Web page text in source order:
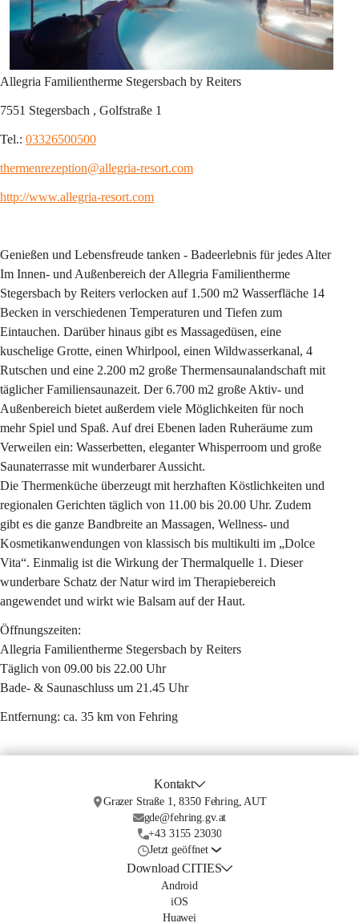
Allegria Familientherme Stegersbach by Reiters
7551 Stegersbach , Golfstraße 1
Tel.: 03326500500
thermenrezeption@allegria-resort.com
http://www.allegria-resort.com
Genießen und Lebensfreude tanken - Badeerlebnis für jedes Alter
Im Innen- und Außenbereich der Allegria Familientherme
Stegersbach by Reiters verlocken auf 1.500 m2 Wasserfläche 14
Becken in verschiedenen Temperaturen und Tiefen zum
Eintauchen. Darüber hinaus gibt es Massagedüsen, eine
kuschelige Grotte, einen Whirlpool, einen Wildwasserkanal, 4
Rutschen und eine 2.200 m2 große Thermensaunalandschaft mit
täglicher Familiensaunazeit. Der 6.700 m2 große Aktiv- und
Außenbereich bietet außerdem viele Möglichkeiten für noch
mehr Spiel und Spaß. Auf drei Ebenen laden Ruheräume zum
Verweilen ein: Wasserbetten, eleganter Whisperroom und große
Saunaterrasse mit wunderbarer Aussicht.
Die Thermenküche überzeugt mit herzhaften Köstlichkeiten und
regionalen Gerichten täglich von 11.00 bis 20.00 Uhr. Zudem
gibt es die ganze Bandbreite an Massagen, Wellness- und
Kosmetikanwendungen von klassisch bis multikulti im „Dolce
Vita“. Einmalig ist die Wirkung der Thermalquelle 1. Dieser
wunderbare Schatz der Natur wird im Therapiebereich
angewendet und wirkt wie Balsam auf der Haut.
Öffnungszeiten:
Allegria Familientherme Stegersbach by Reiters
Täglich von 09.00 bis 22.00 Uhr
Bade- & Saunaschluss um 21.45 Uhr
Entfernung: ca. 35 km von Fehring
Kontakt
Grazer Straße 1, 8350 Fehring, AUT
gde@fehring.gv.at
+43 3155 23030
Jetzt geöffnet
Download CITIES
Android
iOS
Huawei